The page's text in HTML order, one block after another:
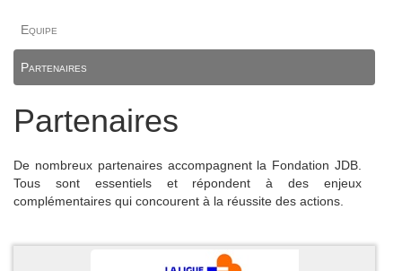
Equipe
Partenaires
Partenaires
De nombreux partenaires accompagnent la Fondation JDB.
Tous sont essentiels et répondent à des enjeux
complémentaires qui concourent à la réussite des actions.